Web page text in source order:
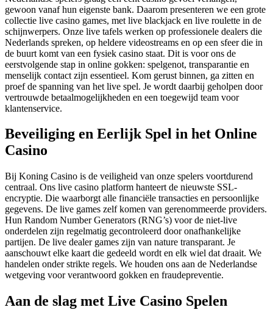
gewoon vanaf hun eigenste bank. Daarom presenteren we een grote
collectie live casino games, met live blackjack en live roulette in de
schijnwerpers. Onze live tafels werken op professionele dealers die
Nederlands spreken, op heldere videostreams en op een sfeer die in
de buurt komt van een fysiek casino staat. Dit is voor ons de
eerstvolgende stap in online gokken: spelgenot, transparantie en
menselijk contact zijn essentieel. Kom gerust binnen, ga zitten en
proef de spanning van het live spel. Je wordt daarbij geholpen door
vertrouwde betaalmogelijkheden en een toegewijd team voor
klantenservice.
Beveiliging en Eerlijk Spel in het Online
Casino
Bij Koning Casino is de veiligheid van onze spelers voortdurend
centraal. Ons live casino platform hanteert de nieuwste SSL-
encryptie. Die waarborgt alle financiële transacties en persoonlijke
gegevens. De live games zelf komen van gerenommeerde providers.
Hun Random Number Generators (RNG’s) voor de niet-live
onderdelen zijn regelmatig gecontroleerd door onafhankelijke
partijen. De live dealer games zijn van nature transparant. Je
aanschouwt elke kaart die gedeeld wordt en elk wiel dat draait. We
handelen onder strikte regels. We houden ons aan de Nederlandse
wetgeving voor verantwoord gokken en fraudepreventie.
Aan de slag met Live Casino Spelen